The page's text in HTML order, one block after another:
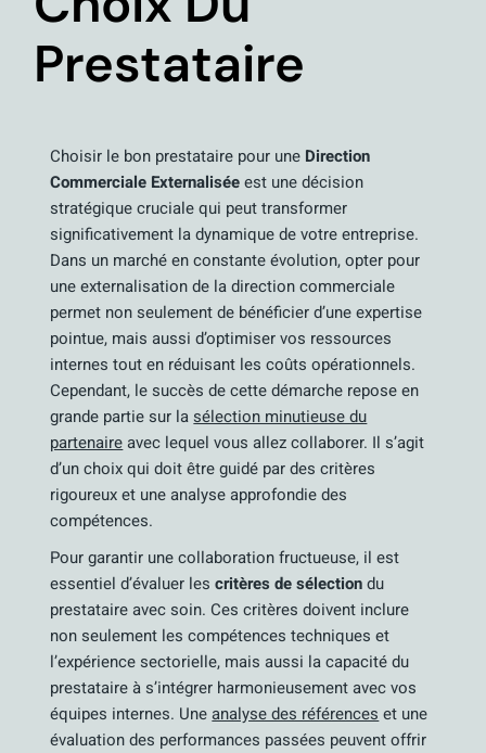
Prestataire
Choisir le bon prestataire pour une Direction
Commerciale Externaliséeest une décision
stratégique cruciale qui peut transformer
significativement la dynamique de votre entreprise.
Dans un marché en constante évolution, opter pour
une externalisation de la direction commerciale
permet non seulement de bénéficier d’une expertise
pointue, mais aussi d’optimiser vos ressources
internes tout en réduisant les coûts opérationnels.
Cependant, le succès de cette démarche repose en
grande partie sur la sélection minutieuse du
partenaireavec lequel vous allez collaborer. Il s’agit
d’un choix qui doit être guidé par des critères
rigoureux et une analyse approfondie des
compétences.
Pour garantir une collaboration fructueuse, il est
essentiel d’évaluer lescritères de sélectiondu
prestataire avec soin. Ces critères doivent inclure
non seulement les compétences techniques et
l’expérience sectorielle, mais aussi la capacité du
prestataire à s’intégrer harmonieusement avec vos
équipes internes. Uneanalyse des références et une
évaluation des performances passées peuvent offrir